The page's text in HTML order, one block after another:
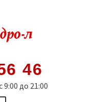
46
до 21:00